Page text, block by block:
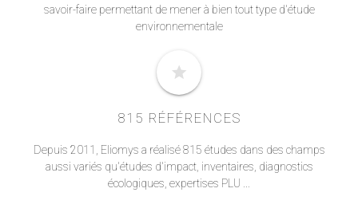
savoir-faire permettant de mener à bien tout type d'étude
environnementale
star
815 RÉFÉRENCES
Depuis 2011, Eliomys a réalisé 815 études dans des champs
aussi variés qu'études d'impact, inventaires, diagnostics
écologiques, expertises PLU ...